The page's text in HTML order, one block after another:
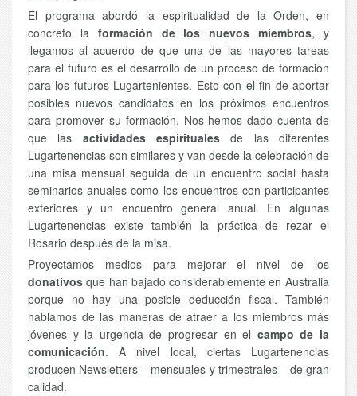
El programa abordó la espiritualidad de la Orden, en
concreto la formación de los nuevos miembros, y
llegamos al acuerdo de que una de las mayores tareas
para el futuro es el desarrollo de un proceso de formación
para los futuros Lugartenientes. Esto con el fin de aportar
posibles nuevos candidatos en los próximos encuentros
para promover su formación. Nos hemos dado cuenta de
que las actividades espiritualesde las diferentes
Lugartenencias son similares y van desde la celebración de
una misa mensual seguida de un encuentro social hasta
seminarios anuales como los encuentros con participantes
exteriores y un encuentro general anual. En algunas
Lugartenencias existe también la práctica de rezar el
Rosario después de la misa.
Proyectamos medios para mejorar el nivel de los
donativos que han bajado considerablemente en Australia
porque no hay una posible deducción fiscal. También
hablamos de las maneras de atraer a los miembros más
jóvenes y la urgencia de progresar en el campo de la
comunicación. A nivel local, ciertas Lugartenencias
producen Newsletters – mensuales y trimestrales – de gran
calidad.